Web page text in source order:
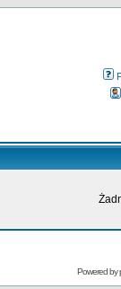
Powered by